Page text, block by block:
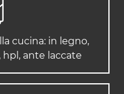
cucina: in legno,
hpl, ante laccate